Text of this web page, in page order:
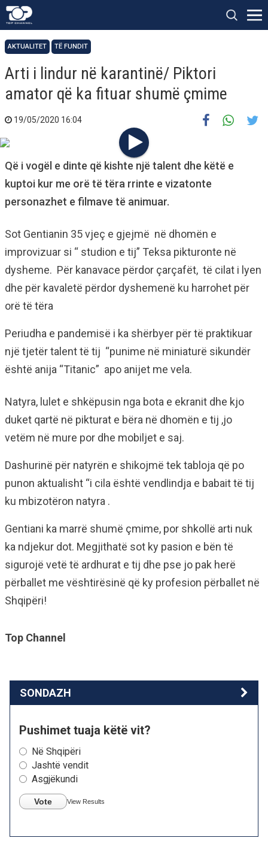
AKTUALITET TË FUNDIT
Arti i lindur në karantinë/ Piktori
amator që ka fituar shumë çmime
19/05/2020 16:04
Që i vogël e dinte që kishte një talent dhe këtë e
kuptoi kur me orë të tëra rrinte e vizatonte
personazhet e filmave të animuar.
Sot Gentianin 35 vjeç e gjejmë në dhomën e
improvizuar si “ studion e tij” Teksa pikturonte në
dysheme. Për kanavace përdor çarçafët, të cilat i lyen
dhe për kavaletë përdor dyshemenë ku harrohet për
orë të tëra
Periudha e pandemisë i ka shërbyer për të praktikuar
një tjetër talent të tij “punime në miniaturë sikundër
është anija “Titanic” apo anijet me vela.
Natyra, lulet e shkëpusin nga bota e ekranit dhe kjo
duket qartë në pikturat e bëra në dhomën e tij ,jo
vetëm në mure por dhe mobiljet e saj.
Dashurinë për natyrën e shikojmë tek tabloja që po
punon aktualisht “i cila është vendlindja e babait të tij
ku mbizotëron natyra .
Gentiani ka marrë shumë çmime, por shkollë arti nuk
ka ndjekur dot. Megjithatë sot ky pasion e bën të
sigurojë vetë të ardhurat e tij dhe pse jo pak herë
përballet me vështirësinë që ky profesion përballet në
Shqipëri!
Top Channel
SONDAZH
Pushimet tuaja këtë vit?
Në Shqipëri
Jashtë vendit
Asgjëkundi
Vote View Results